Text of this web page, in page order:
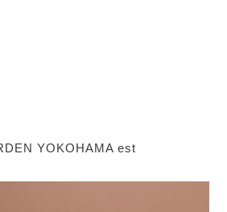
YOKOHAMA est